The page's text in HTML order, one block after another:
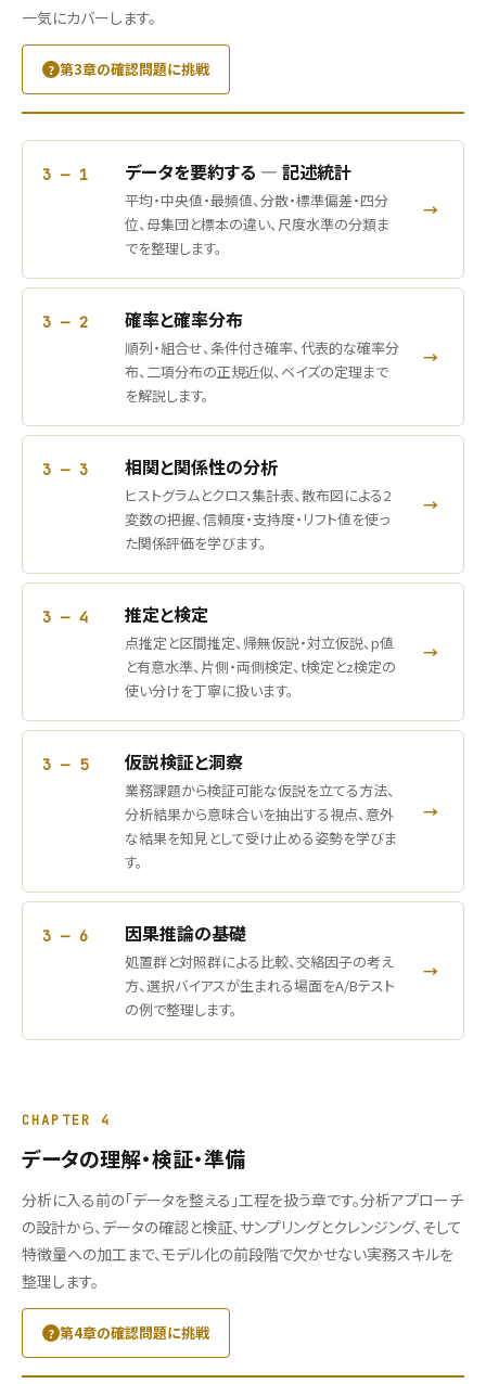
一気にカバーします。
第3章の確認問題に挑戦
3 — 1 データを要約する ― 記述統計
平均・中央値・最頻値、分散・標準偏差・四分
位、母集団と標本の違い、尺度水準の分類ま
でを整理します。
→
3 — 2 確率と確率分布
順列・組合せ、条件付き確率、代表的な確率分
布、二項分布の正規近似、ベイズの定理まで
を解説します。
→
3 — 3 相関と関係性の分析
ヒストグラムとクロス集計表、散布図による2
変数の把握、信頼度・支持度・リフト値を使っ
た関係評価を学びます。
→
3 — 4 推定と検定
点推定と区間推定、帰無仮説・対立仮説、p値
と有意水準、片側・両側検定、t検定とz検定の
使い分けを丁寧に扱います。
→
3 — 5 仮説検証と洞察
業務課題から検証可能な仮説を立てる方法、
分析結果から意味合いを抽出する視点、意外
な結果を知見として受け止める姿勢を学びま
す。
→
3 — 6 因果推論の基礎
処置群と対照群による比較、交絡因子の考え
方、選択バイアスが生まれる場面をA/Bテスト
の例で整理します。
→
CHAPTER 4
データの理解・検証・準備
分析に入る前の「データを整える」工程を扱う章です。分析アプローチ
の設計から、データの確認と検証、サンプリングとクレンジング、そして
特徴量への加工まで、モデル化の前段階で欠かせない実務スキルを
整理します。
第4章の確認問題に挑戦